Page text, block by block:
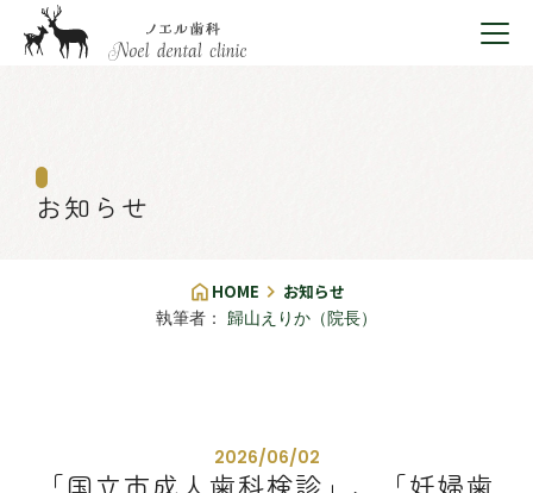
院内紹介
届出施設基準
個人情報保護方針
お知らせ
HOME お知らせ
執筆者： 歸山えりか（院長）
2026/06/02
「国立市成人歯科検診」、「妊婦歯